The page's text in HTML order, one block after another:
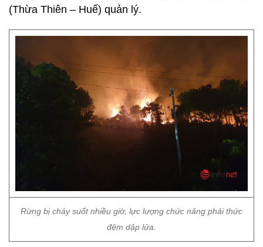
(Thừa Thiên – Huế) quản lý.
Rừng bị cháy suốt nhiều giờ, lực lượng chức năng phải thức
đêm dập lửa.